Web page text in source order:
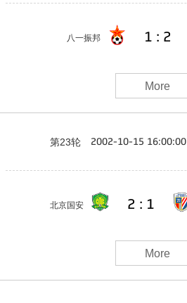
八一振邦 1 : 2
More
第23轮 2002-10-15 16:00:00
北京国安 2 : 1
More